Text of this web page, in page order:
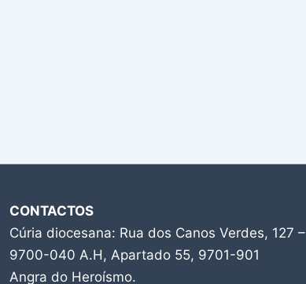
CONTACTOS
Cúria diocesana: Rua dos Canos Verdes, 127 –
9700-040 A.H, Apartado 55, 9701-901
Angra do Heroísmo.